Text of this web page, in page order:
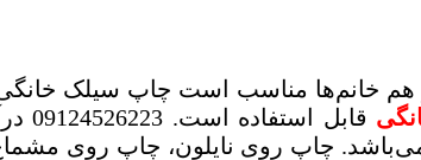
و هم خانم‌ها مناسب است چاپ سیلک
چاپ روی نایلون، چاپ روی